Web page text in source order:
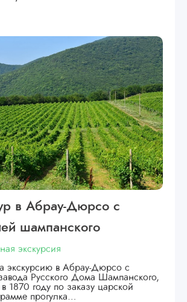
в Абрау-Дюрсо с
шампанского
экскурсия
экскурсию в Абрау-Дюрсо с
Русского Дома Шампанского,
1870 году по заказу царской
прогулка…